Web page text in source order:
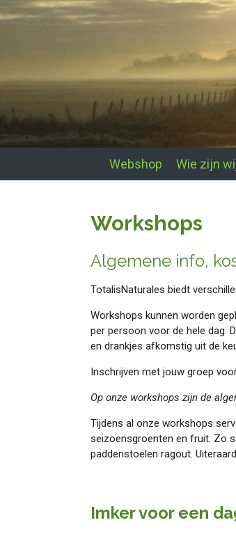
Webshop Wie zijn
Workshops
Algemene info,
TotalisNaturales biedt
Workshops kunnen worden
per persoon voor de hele dag.
en drankjes afkomstig uit de
Inschrijven met jouw groep
Op onze workshops zijn de
Tijdens al onze workshops
seizoensgroenten en fruit. Zo
paddenstoelen ragout.
Imker voor een